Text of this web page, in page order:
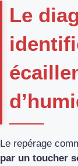
Le
Le repérage
par un toucher